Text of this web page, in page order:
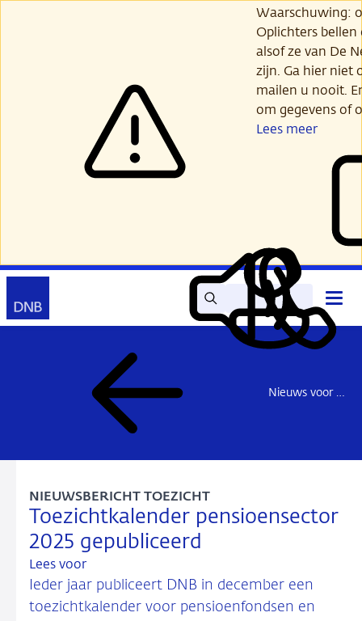
Waarschuwing:
Oplichters
alsof ze van De
zijn. Ga hier niet
mailen u nooit.
om gegevens of
Lees meer
Zoek Lees
voor
Mijn
DNB
Contact
Nieuws voor de sector
Toezichtkalender pensioensector
2025 gepubliceerd
NIEUWSBERICHT TOEZICHT
Lees voor
Ieder jaar publiceert DNB in december een
toezichtkalender voor pensioenfondsen en